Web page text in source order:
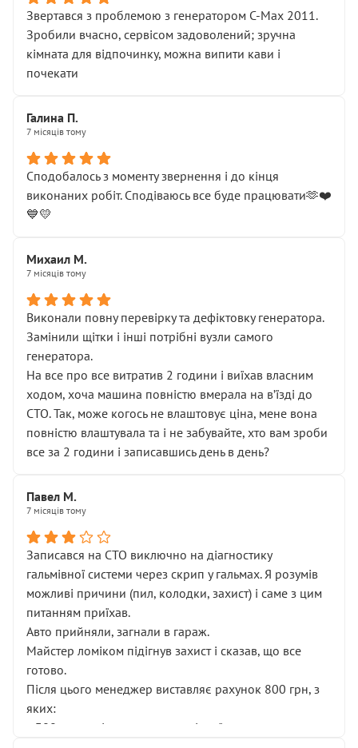
Звертався з проблемою з генератором C-Max 2011.
Зробили вчасно, сервісом задоволений; зручна
кімната для відпочинку, можна випити кави і
почекати
Галина П.
7 місяців тому
Сподобалось з моменту звернення і до кінця
виконаних робіт. Сподіваюсь все буде працювати🫶❤️
💙💛
Михаил М.
7 місяців тому
Виконали повну перевірку та дефіктовку генератора.
Замінили щітки і інші потрібні вузли самого
генератора.
На все про все витратив 2 години і виїхав власним
ходом, хоча машина повністю вмерала на вʼїзді до
СТО. Так, може когось не влаштовує ціна, мене вона
повністю влаштувала та і не забувайте, хто вам зроби
все за 2 години і записавшись день в день?
Павел М.
7 місяців тому
Записався на СТО виключно на діагностику
гальмівної системи через скрип у гальмах. Я розумів
можливі причини (пил, колодки, захист) і саме з цим
питанням приїхав.
Авто прийняли, загнали в гараж.
Майстер ломіком підігнув захист і сказав, що все
готово.
Після цього менеджер виставляє рахунок 800 грн, з
яких:
• 300 грн — діагностика гальмівної системи